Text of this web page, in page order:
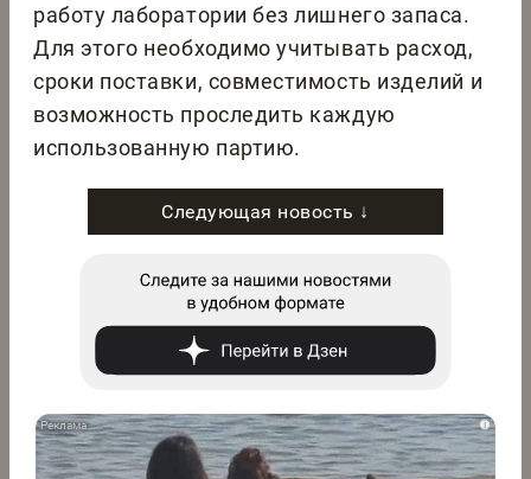
работу лаборатории без лишнего запаса.
Для этого необходимо учитывать расход,
сроки поставки, совместимость изделий и
возможность проследить каждую
использованную партию.
Следующая новость ↓
i